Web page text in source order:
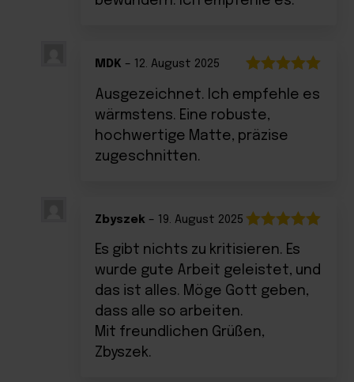
mit5von 5
MDK – 12. August 2025
Ausgezeichnet. Ich empfehle es
wärmstens. Eine robuste,
hochwertige Matte, präzise
zugeschnitten.
mit5 von 5
Zbyszek – 19. August 2025
Es gibt nichts zu kritisieren. Es
wurde gute Arbeit geleistet, und
das ist alles. Möge Gott geben,
dass alle so arbeiten.
Mit freundlichen Grüßen,
Zbyszek.